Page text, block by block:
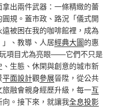
出兩件武器：一條精緻的蕾
規。蓋市政、路況「儀式開
被困在我的咖啡館裡，成為
」、教導、人居經典大圖的惠
項目尤為亮眼——它們不只是
生態、休閑與創意的城市新
平面設計觀參展晉陞，從公共
旅融會親身經歷升級，每一互
。接下來，就讓我全息投影